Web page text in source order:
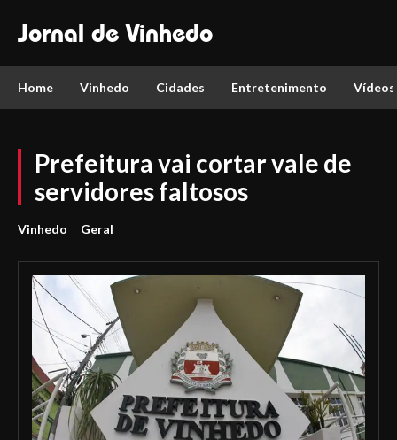
Jornal de Vinhedo
Home Vinhedo Cidades Entretenimento Vídeos
Prefeitura vai cortar vale de
servidores faltosos
Vinhedo Geral